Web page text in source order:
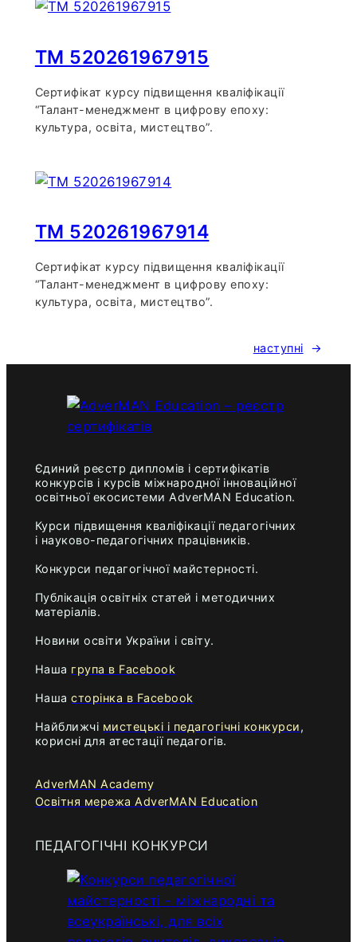
TM 520261967915
Сертифікат курсу підвищення кваліфікації
“Талант-менеджмент в цифрову епоху:
культура, освіта, мистецтво”.
TM 520261967914
Сертифікат курсу підвищення кваліфікації
“Талант-менеджмент в цифрову епоху:
культура, освіта, мистецтво”.
наступні →
Єдиний реєстр дипломів і сертифікатів
конкурсів і курсів міжнародної інноваційної
освітньої екосистеми AdverMAN Education.
Курси підвищення кваліфікації педагогічних
і науково-педагогічних працівників.
Конкурси педагогічної майстерності.
Публікація освітніх статей і методичних
матеріалів.
Новини освіти України і світу.
Наша група в Facebook
Нашасторінка в Facebook
Найближчі мистецькі і педагогічні конкурси,
корисні для атестації педагогів.
AdverMAN Academy
Освітня мережа AdverMAN Education
ПЕДАГОГІЧНІ КОНКУРСИ